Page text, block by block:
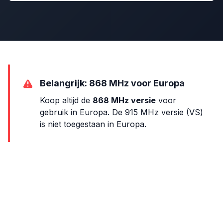
Belangrijk: 868 MHz voor Europa
Koop altijd de 868 MHz versie voor
gebruik in Europa. De 915 MHz versie (VS)
is niet toegestaan in Europa.